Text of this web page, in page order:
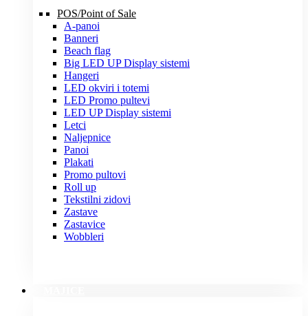
POS/Point of Sale
A-panoi
Banneri
Beach flag
Big LED UP Display sistemi
Hangeri
LED okviri i totemi
LED Promo pultevi
LED UP Display sistemi
Letci
Naljepnice
Panoi
Plakati
Promo pultovi
Roll up
Tekstilni zidovi
Zastave
Zastavice
Wobbleri